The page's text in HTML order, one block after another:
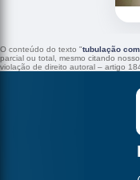
O conteúdo do texto "tubulação
parcial ou total, mesmo citando
violação de direito autoral – artigo